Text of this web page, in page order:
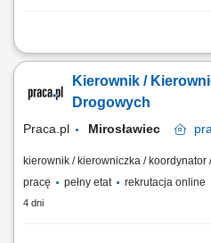
Opis stanowiska Nadzór nad bieżącą
Prowadzenie i kompletowanie
odbiorowej oraz rozliczeniowej na
Kierownik /
Drogowych
Praca.pl Mirosławiec
kierownik / kierowniczka / koordynator
pracę
pełny etat rekrutacja online
4 dni